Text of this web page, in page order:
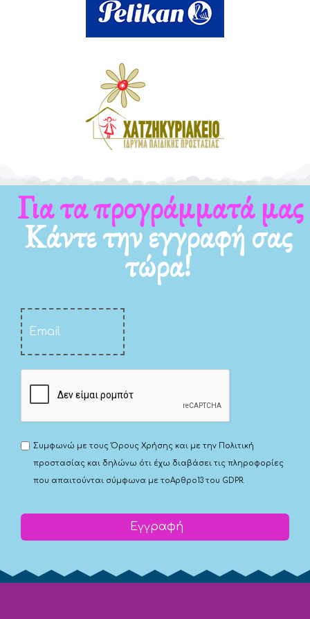
Για τα προγράμματά μας
Κάντε την εγγραφή σας
τώρα!
Συμφωνώ με τουςΌρους Χρήσης και με την Πολιτική
προστασίας και δηλώνω ότι έχω διαβάσει τις πληροφορίες
που απαιτούνται σύμφωνα με τοΑρθρο13 του GDPR.
Εγγραφή